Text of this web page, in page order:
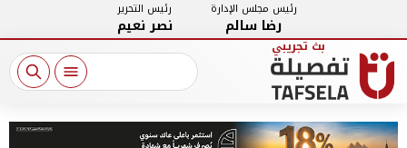
رئيس مجلس الإدارة
رضا سالم
رئيس التحرير
نصر نعيم